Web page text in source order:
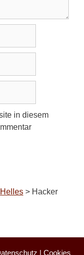
in diesem
Helles > Hacker
| Cookies